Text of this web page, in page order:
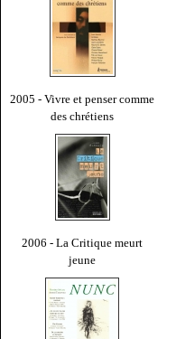
2005 - Vivre et penser comme
des chrétiens
2006 - La Critique meurt
jeune